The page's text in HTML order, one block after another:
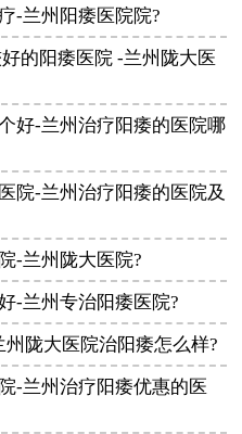
-兰州阳痿医院院?
的阳痿医院 -兰州陇大医
好-兰州治疗阳痿的医院哪
院-兰州治疗阳痿的医院及
-兰州陇大医院?
-兰州专治阳痿医院?
陇大医院治阳痿怎么样?
-兰州治疗阳痿优惠的医